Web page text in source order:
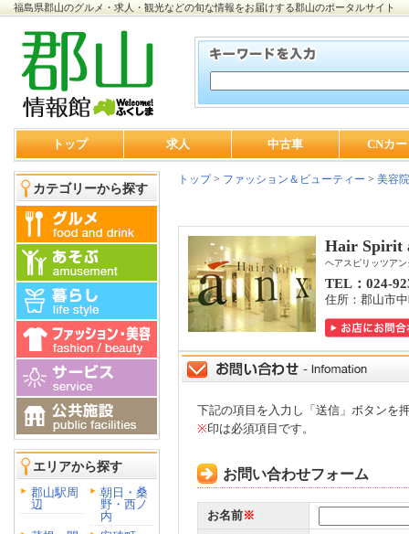
福島県郡山のグルメ・求人・観光などの旬な情報をお届けする郡山のポータルサイト
トップ 求人 中古車 CNカ
カテゴリーから探す
エリアから探す
郡山駅周
辺
朝日・桑
野・西ノ
内
トップ> ファッション＆ビューティー > 美容院
Hair Spirit
ヘアスピリッツアン
TEL：024-
住所：郡山市
下記の項目を入力し「送信」ボタンを
※印は必須項目です。
お問い合わせフォーム
お名前※